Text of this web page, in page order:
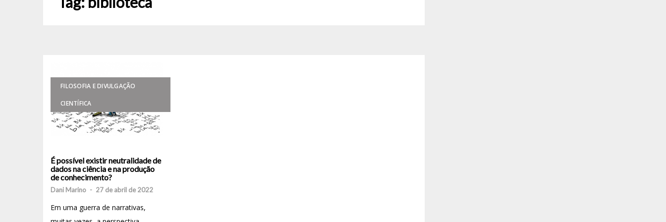
FILOSOFIA E DIVULGAÇÃO
CIENTÍFICA
É possível existir neutralidade de
dados na ciência e na produção
de conhecimento?
Dani Marino - 27 de abril de 2022
Em uma guerra de narrativas,